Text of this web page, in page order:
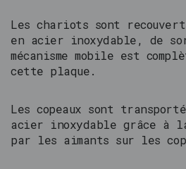
Les chariots sont
en acier inoxydable, de
mécanisme mobile est
cette plaque.
Les copeaux sont
acier inoxydable grâce à
par les aimants sur les